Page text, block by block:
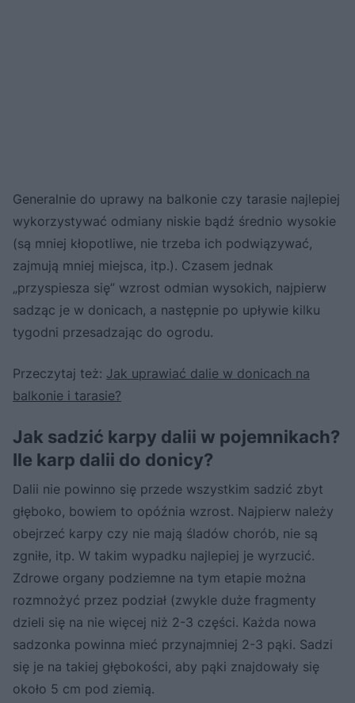
Generalnie do uprawy na balkonie czy tarasie najlepiej
wykorzystywać odmiany niskie bądź średnio wysokie
(są mniej kłopotliwe, nie trzeba ich podwiązywać,
zajmują mniej miejsca, itp.). Czasem jednak
„przyspiesza się” wzrost odmian wysokich, najpierw
sadząc je w donicach, a następnie po upływie kilku
tygodni przesadzając do ogrodu.
Przeczytaj też: Jak uprawiać dalie w donicach na
balkonie i tarasie?
Jak sadzić karpy dalii w pojemnikach?
Ile karp dalii do donicy?
Dalii nie powinno się przede wszystkim sadzić zbyt
głęboko, bowiem to opóźnia wzrost. Najpierw należy
obejrzeć karpy czy nie mają śladów chorób, nie są
zgniłe, itp. W takim wypadku najlepiej je wyrzucić.
Zdrowe organy podziemne na tym etapie można
rozmnożyć przez podział (zwykle duże fragmenty
dzieli się na nie więcej niż 2-3 części. Każda nowa
sadzonka powinna mieć przynajmniej 2-3 pąki. Sadzi
się je na takiej głębokości, aby pąki znajdowały się
około 5 cm pod ziemią.